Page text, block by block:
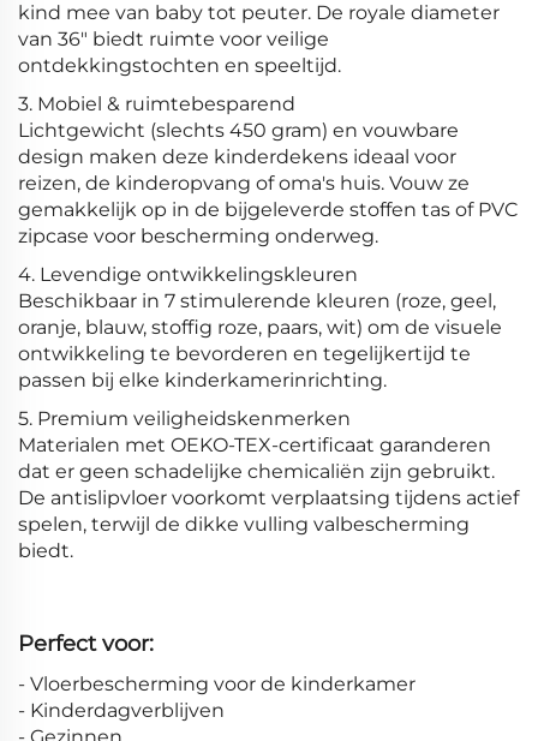
kind mee van baby tot peuter. De royale diameter
van 36" biedt ruimte voor veilige
ontdekkingstochten en speeltijd.
3. Mobiel & ruimtebesparend
Lichtgewicht (slechts 450 gram) en vouwbare
design maken deze kinderdekens ideaal voor
reizen, de kinderopvang of oma's huis. Vouw ze
gemakkelijk op in de bijgeleverde stoffen tas of PVC
zipcase voor bescherming onderweg.
4. Levendige ontwikkelingskleuren
Beschikbaar in 7 stimulerende kleuren (roze, geel,
oranje, blauw, stoffig roze, paars, wit) om de visuele
ontwikkeling te bevorderen en tegelijkertijd te
passen bij elke kinderkamerinrichting.
5. Premium veiligheidskenmerken
Materialen met OEKO-TEX-certificaat garanderen
dat er geen schadelijke chemicaliën zijn gebruikt.
De antislipvloer voorkomt verplaatsing tijdens actief
spelen, terwijl de dikke vulling valbescherming
biedt.
Perfect voor:
- Vloerbescherming voor de kinderkamer
- Kinderdagverblijven